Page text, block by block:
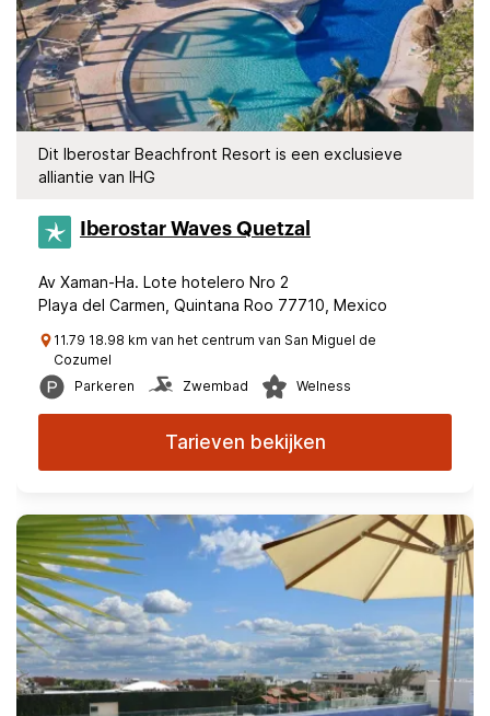
Dit Iberostar Beachfront Resort is een exclusieve
alliantie van IHG
Iberostar Waves Quetzal
Av Xaman-Ha. Lote hotelero Nro 2
Playa del Carmen, Quintana Roo 77710, Mexico
11.79 18.98 km van het centrum van San Miguel de
Cozumel
Parkeren
Zwembad Welness
Tarieven bekijken